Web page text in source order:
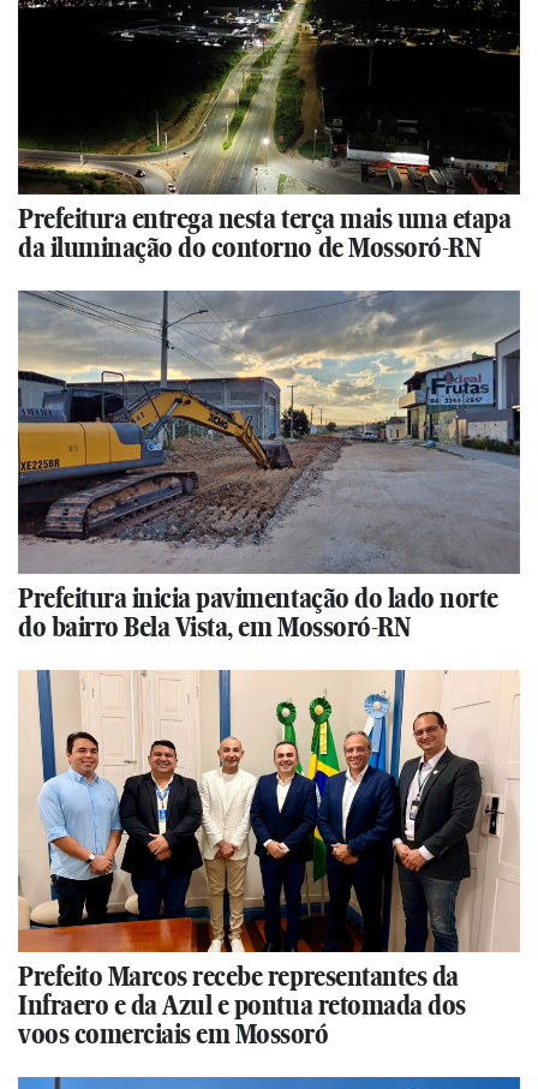
Prefeitura entrega nesta terça mais uma etapa
da iluminação do contorno de Mossoró-RN
Prefeitura inicia pavimentação do lado norte
do bairro Bela Vista, em Mossoró-RN
Prefeito Marcos recebe representantes da
Infraero e da Azul e pontua retomada dos
voos comerciais em Mossoró